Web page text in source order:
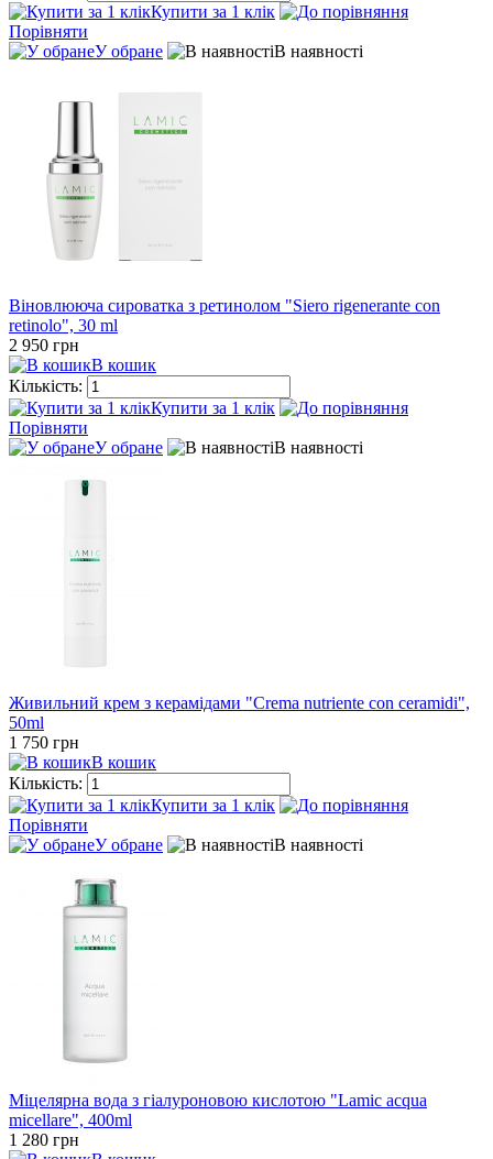
Купити за 1 клiк
Порівняти
У обране
В наявності
Віновлююча сироватка з ретинолом "Siero rigenerante con
retinolo", 30 ml
2 950 грн
В кошик
Кількість:
Купити за 1 клiк
Порівняти
У обране
В наявності
Живильний крем з керамідами "Crema nutriente con ceramidi",
50ml
1 750 грн
В кошик
Кількість:
Купити за 1 клiк
Порівняти
У обране
В наявності
Міцелярна вода з гіалуроновою кислотою "Lamic acqua
micellare", 400ml
1 280 грн